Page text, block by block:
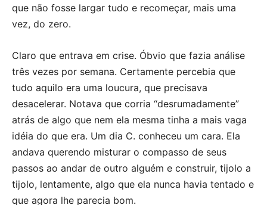
que não fosse largar tudo e recomeçar, mais uma
vez, do zero.
Claro que entrava em crise. Óbvio que fazia análise
três vezes por semana. Certamente percebia que
tudo aquilo era uma loucura, que precisava
desacelerar. Notava que corria “desrumadamente”
atrás de algo que nem ela mesma tinha a mais vaga
idéia do que era. Um dia C. conheceu um cara. Ela
andava querendo misturar o compasso de seus
passos ao andar de outro alguém e construir, tijolo a
tijolo, lentamente, algo que ela nunca havia tentado e
que agora lhe parecia bom.